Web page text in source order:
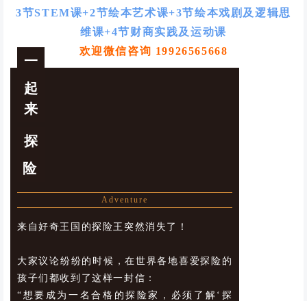
3节STEM课+2节绘本艺术课+3节绘本戏剧及逻辑思
维课+4节财商实践及运动课
欢迎微信咨询 19926565668
一
起
来
探
险
Adventure
来自好奇王国的探险王突然消失了！
大家议论纷纷的时候，在世界各地喜爱探险的
孩子们都收到了这样一封信：
“想要成为一名合格的探险家，必须了解‘探